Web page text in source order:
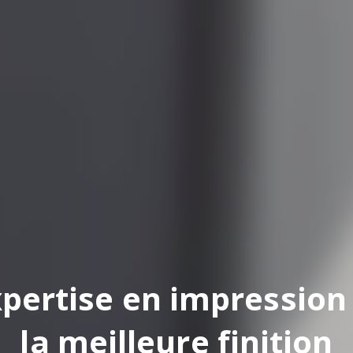
en
la meilleure finition